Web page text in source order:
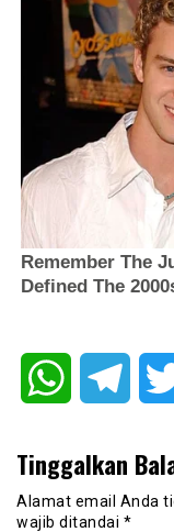
WhatsApp
Tinggalkan
Alamat email Anda
wajib ditandai *